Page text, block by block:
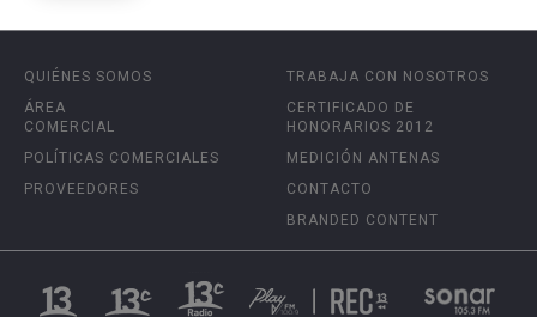
QUIÉNES SOMOS
ÁREA
COMERCIAL
POLÍTICAS COMERCIALES
PROVEEDORES
TRABAJA CON NOSOTROS
CERTIFICADO DE
HONORARIOS 2012
MEDICIÓN ANTENAS
CONTACTO
BRANDED CONTENT